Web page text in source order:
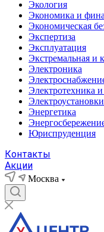
Экология
Экономика и
Экономическая
Экспертиза
Эксплуатация
Экстремальная и
Электроника
Электротехника и
Энергетика
Юриспруденция
Контакты
Акции
Москва